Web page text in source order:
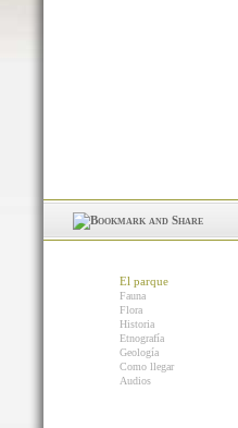
El parque
Fauna
Flora
Historia
Etnografía
Geología
Como llegar
Audios